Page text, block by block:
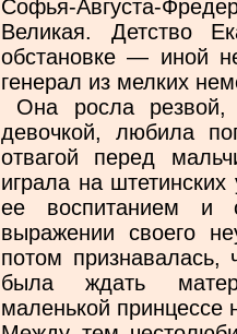
Софья-Августа-
Великая. Детство
обстановке — иной
генерал из мелких
Она росла
девочкой, любила
отвагой перед
играла на
ее воспитанием и
выражении своего
потом признавалась,
была ждать
маленькой принцессе